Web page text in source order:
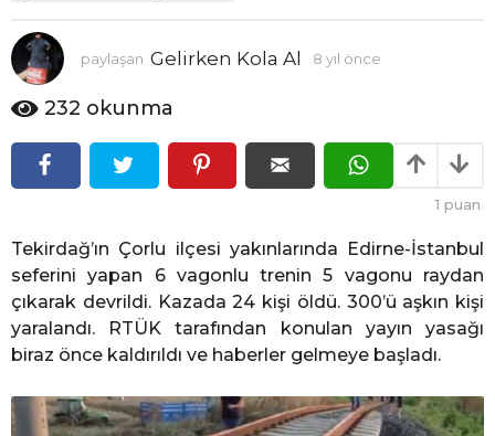
l
n
c
paylaşan Gelirken Kola Al 8 yıl önce
ö
c
232 okunma
1 puan
Tekirdağ’ın Çorlu ilçesi yakınlarında Edirne-İstanbul
seferini yapan 6 vagonlu trenin 5 vagonu raydan
çıkarak devrildi. Kazada 24 kişi öldü. 300’ü aşkın kişi
yaralandı. RTÜK tarafından konulan yayın yasağı
biraz önce kaldırıldı ve haberler gelmeye başladı.